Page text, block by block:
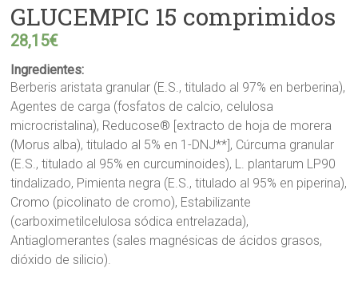
GLUCEMPIC 15 comprimidos
28,15€
Ingredientes:
Berberis aristata granular (E.S., titulado al 97% en berberina),
Agentes de carga (fosfatos de calcio, celulosa
microcristalina), Reducose® [extracto de hoja de morera
(Morus alba), titulado al 5% en 1-DNJ**], Cúrcuma granular
(E.S., titulado al 95% en curcuminoides), L. plantarum LP90
tindalizado, Pimienta negra (E.S., titulado al 95% en piperina),
Cromo (picolinato de cromo), Estabilizante
(carboximetilcelulosa sódica entrelazada),
Antiaglomerantes (sales magnésicas de ácidos grasos,
dióxido de silicio).